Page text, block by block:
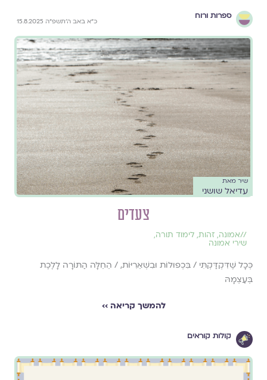
ספרות ורוח
כ״א באב ה׳תשפ״ה 15.8.2025
שיר מאת
עדיאל שושני
צעדים
//אמונה, זהות, לימוד תורה,
שירי אמונה
כְּכָל שֶׁדִּקְדַּקְתִּי / בִּכְפוּלוֹת וּבִשְׁאֵרִיּוֹת, / הֵחֵלָּה הַתּוֹרָה לָלֶכֶת
בְּעַצְמָהּ
להמשך קריאה ››
קולות קוראים